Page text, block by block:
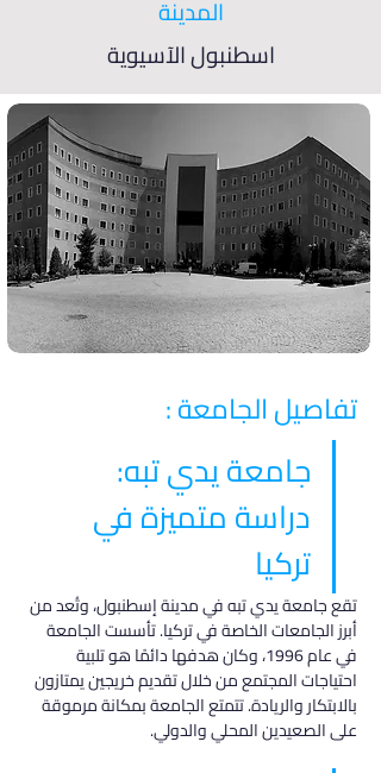
المدينة
اسطنبول الآسيوية
تفاصيل الجامعة :
جامعة يدي تبه:
دراسة متميزة في
تركيا
تقع جامعة يدي تبه في مدينة إسطنبول، وتُعد من
أبرز الجامعات الخاصة في تركيا. تأسست الجامعة
في عام 1996، وكان هدفها دائمًا هو تلبية
احتياجات المجتمع من خلال تقديم خريجين يمتازون
بالابتكار والريادة. تتمتع الجامعة بمكانة مرموقة
على الصعيدين المحلي والدولي.